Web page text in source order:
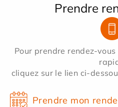
Prendre
Pour prendre rendez-
cliquez sur le lien ci-
Prendre mon